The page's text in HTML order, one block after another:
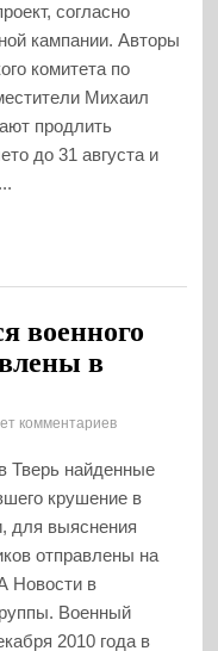
согласно
кампании. Авторы
комитета по
Михаил
продлить
до 31 августа и
военного
в
комментариев
Тверь найденные
крушение в
для выяснения
отправлены на
Новости в
Военный
2010 года в